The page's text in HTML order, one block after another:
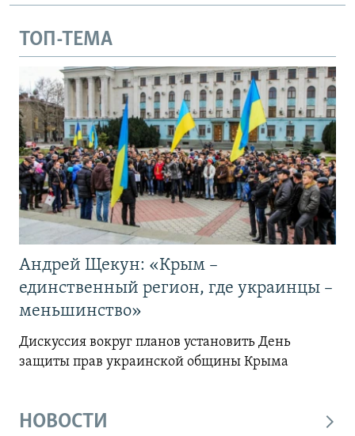
ТОП-ТЕМА
Андрей Щекун: «Крым –
единственный регион, где украинцы –
меньшинство»
Дискуссия вокруг планов установить День
защиты прав украинской общины Крыма
НОВОСТИ